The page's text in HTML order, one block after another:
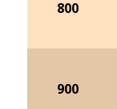
800
900